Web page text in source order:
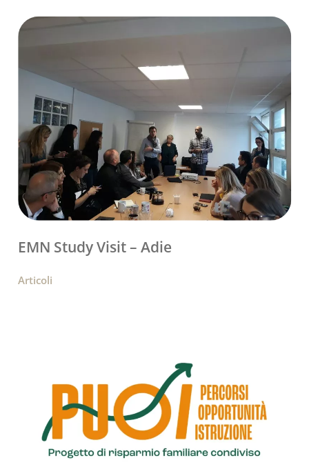
EMN Study Visit – Adie
Articoli